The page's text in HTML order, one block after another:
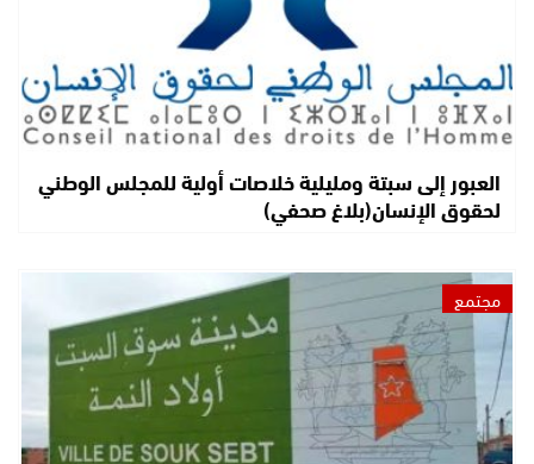
العبور إلى سبتة ومليلية خلاصات أولية للمجلس الوطني
لحقوق الإنسان(بلاغ صحفي)
مجتمع